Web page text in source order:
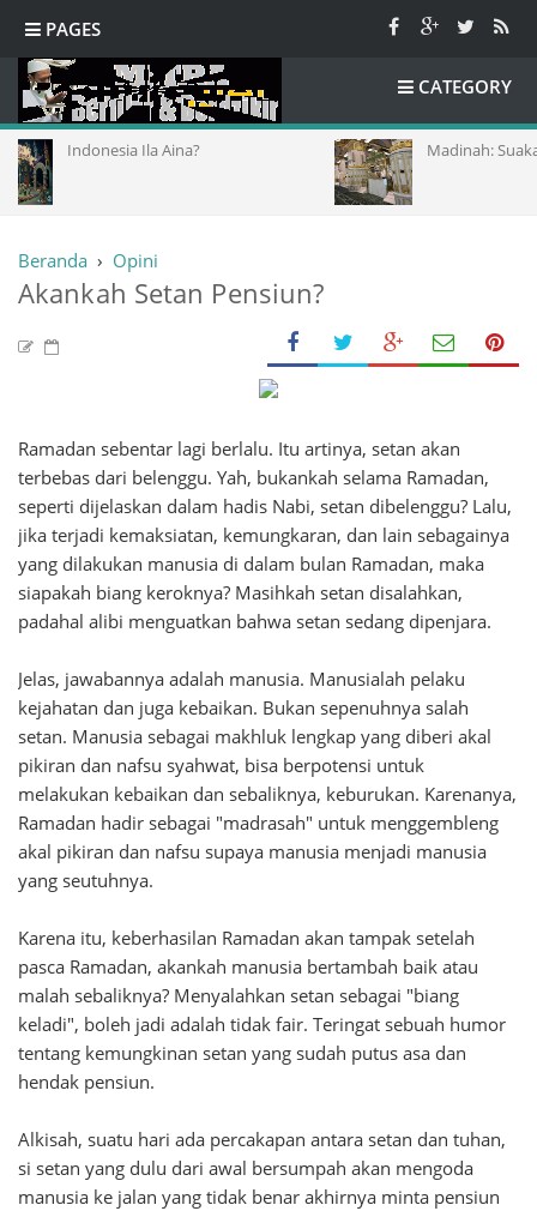
PAGES
CATEGORY
Ila Aina? Madinah: Suaka Iman
Beranda › Opini
Akankah Setan Pensiun?
Ramadan sebentar lagi berlalu. Itu artinya, setan akan
terbebas dari belenggu. Yah, bukankah selama Ramadan,
seperti dijelaskan dalam hadis Nabi, setan dibelenggu? Lalu,
jika terjadi kemaksiatan, kemungkaran, dan lain sebagainya
yang dilakukan manusia di dalam bulan Ramadan, maka
siapakah biang keroknya? Masihkah setan disalahkan,
padahal alibi menguatkan bahwa setan sedang dipenjara.
Jelas, jawabannya adalah manusia. Manusialah pelaku
kejahatan dan juga kebaikan. Bukan sepenuhnya salah
setan. Manusia sebagai makhluk lengkap yang diberi akal
pikiran dan nafsu syahwat, bisa berpotensi untuk
melakukan kebaikan dan sebaliknya, keburukan. Karenanya,
Ramadan hadir sebagai "madrasah" untuk menggembleng
akal pikiran dan nafsu supaya manusia menjadi manusia
yang seutuhnya.
Karena itu, keberhasilan Ramadan akan tampak setelah
pasca Ramadan, akankah manusia bertambah baik atau
malah sebaliknya? Menyalahkan setan sebagai "biang
keladi", boleh jadi adalah tidak fair. Teringat sebuah humor
tentang kemungkinan setan yang sudah putus asa dan
hendak pensiun.
Alkisah, suatu hari ada percakapan antara setan dan tuhan,
si setan yang dulu dari awal bersumpah akan mengoda
manusia ke jalan yang tidak benar akhirnya minta pensiun